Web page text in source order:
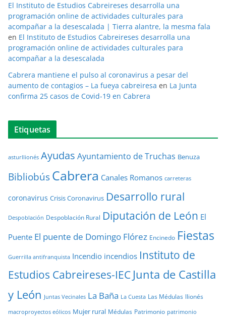
El Instituto de Estudios Cabreireses desarrolla una
programación online de actividades culturales para
acompañar a la desescalada | Tierra alantre, la mesma fala
en El Instituto de Estudios Cabreireses desarrolla una
programación online de actividades culturales para
acompañar a la desescalada
Cabrera mantiene el pulso al coronavirus a pesar del
aumento de contagios – La fueya cabreiresa en La Junta
confirma 25 casos de Covid-19 en Cabrera
Etiquetas
asturllionés Ayudas Ayuntamiento de Truchas Benuza
BibliobúsCabrera Canales Romanos carreteras
coronavirus Crisis Coronavirus Desarrollo rural
Despoblación Despoblación Rural Diputación de León El
Puente El puente de Domingo Flórez Encinedo Fiestas
Guerrilla antifranquista Incendio incendios Instituto de
Estudios Cabreireses-IEC Junta de Castilla
y León Juntas Vecinales La Baña La Cuesta Las Médulas llionés
macroproyectos eólicos Mujer rural Médulas Patrimonio patrimonio